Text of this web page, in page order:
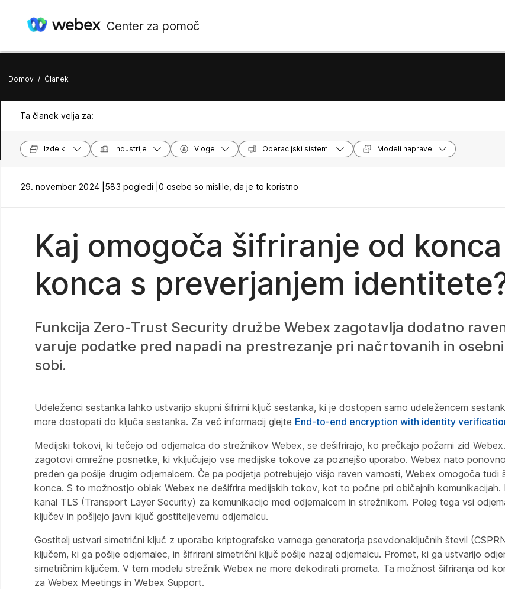
Center za pomoč
Domov / Članek
Ta članek velja za:
Izdelki Industrije Vloge Operacijski sistemi Modeli naprave
29. november 2024 | 583 pogledi | 0 osebe so mislile, da je to koristno
Kaj omogoča šifriranje od
konca s preverjanjem
Funkcija Zero-Trust Security družbe Webex zagotavlja dodatno
varuje podatke pred napadi na prestrezanje pri načrtovanih in
sobi.
Udeleženci sestanka lahko ustvarijo skupni šifrirni ključ sestanka, ki je dostopen samo udeležencem
more dostopati do ključa sestanka. Za več informacij glejte End-to-end encryption with identity
Medijski tokovi, ki tečejo od odjemalca do strežnikov Webex, se dešifrirajo, ko prečkajo požarni zid
zagotovi omrežne posnetke, ki vključujejo vse medijske tokove za poznejšo uporabo. Webex nato
preden ga pošlje drugim odjemalcem. Če pa podjetja potrebujejo višjo raven varnosti, Webex omogoča tudi
konca. S to možnostjo oblak Webex ne dešifrira medijskih tokov, kot to počne pri običajnih
kanal TLS (Transport Layer Security) za komunikacijo med odjemalcem in strežnikom. Poleg tega vsi
ključev in pošljejo javni ključ gostiteljevemu odjemalcu.
Gostitelj ustvari simetrični ključ z uporabo kriptografsko varnega generatorja psevdonaključnih števil
ključem, ki ga pošlje odjemalec, in šifrirani simetrični ključ pošlje nazaj odjemalcu. Promet, ki ga ustvarijo
simetričnim ključem. V tem modelu strežnik Webex ne more dekodirati prometa. Ta možnost šifriranja od
za Webex Meetings in Webex Support.